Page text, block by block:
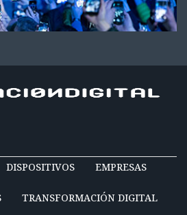
DISPOSITIVOS EMPRESAS
TRANSFORMACIÓN DIGITAL